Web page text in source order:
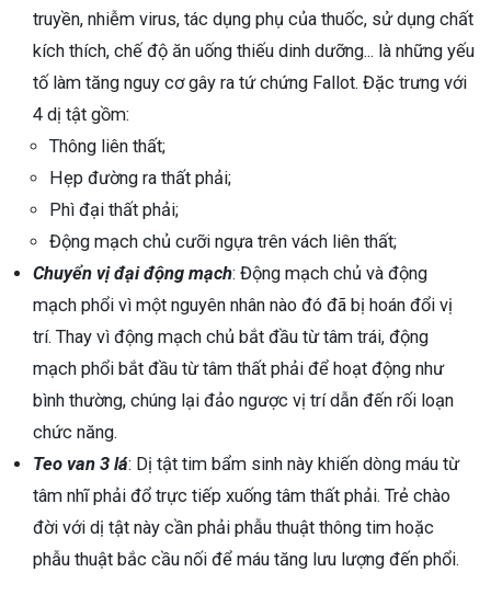
truyền, nhiễm virus, tác dụng phụ của thuốc, sử dụng chất
kích thích, chế độ ăn uống thiếu dinh dưỡng... là những yếu
tố làm tăng nguy cơ gây ra tứ chứng Fallot. Đặc trưng với
4 dị tật gồm:
Thông liên thất;
Hẹp đường ra thất phải;
Phì đại thất phải;
Động mạch chủ cưỡi ngựa trên vách liên thất;
Chuyển vị đại động mạch: Động mạch chủ và động
mạch phổi vì một nguyên nhân nào đó đã bị hoán đổi vị
trí. Thay vì động mạch chủ bắt đầu từ tâm trái, động
mạch phổi bắt đầu từ tâm thất phải để hoạt động như
bình thường, chúng lại đảo ngược vị trí dẫn đến rối loạn
chức năng.
Teo van 3 lá: Dị tật tim bẩm sinh này khiến dòng máu từ
tâm nhĩ phải đổ trực tiếp xuống tâm thất phải. Trẻ chào
đời với dị tật này cần phải phẫu thuật thông tim hoặc
phẫu thuật bắc cầu nối để máu tăng lưu lượng đến phổi.